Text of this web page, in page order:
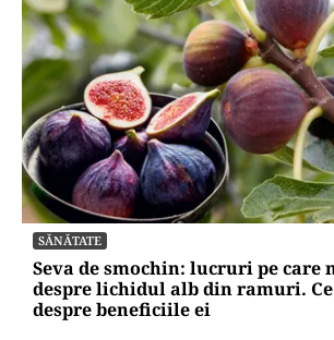
SĂNĂTATE
Seva de smochin: lucruri pe care
despre lichidul alb din ramuri.
despre beneficiile ei